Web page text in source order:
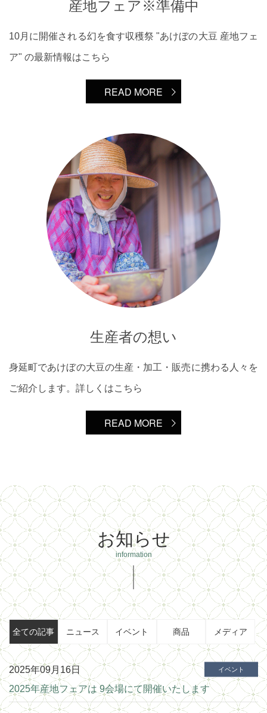
産地フェア※準備中
10月に開催される幻を食す収穫祭 "あけぼの大豆 産地フェ
ア" の最新情報はこちら
READ MORE
生産者の想い
身延町であけぼの大豆の生産・加工・販売に携わる人々を
ご紹介します。詳しくはこちら
READ MORE
お知らせ
全ての記事 ニュース イベント 商品 メディア
2025年09月16日 イベント
2025年産地フェアは 9会場にて開催いたします